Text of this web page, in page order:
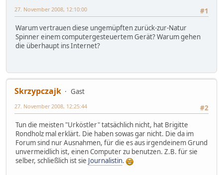
#1
27. November 2008, 12:10:00
Warum vertrauen diese ungemüpften zurück-zur-Natur
Spinner einem computergesteuertem Gerät? Warum gehen
die überhaupt ins Internet?
Skrzypczajk
Gast
#2
27. November 2008, 12:25:44
Tun die meisten "Urköstler" tatsächlich nicht, hat Brigitte
Rondholz mal erklärt. Die haben sowas gar nicht. Die da im
Forum sind nur Ausnahmen, für die es aus irgendeinem Grund
unvermeidlich ist, einen Computer zu benutzen. Z.B. für sie
selber, schließlich ist sie Journalistin.